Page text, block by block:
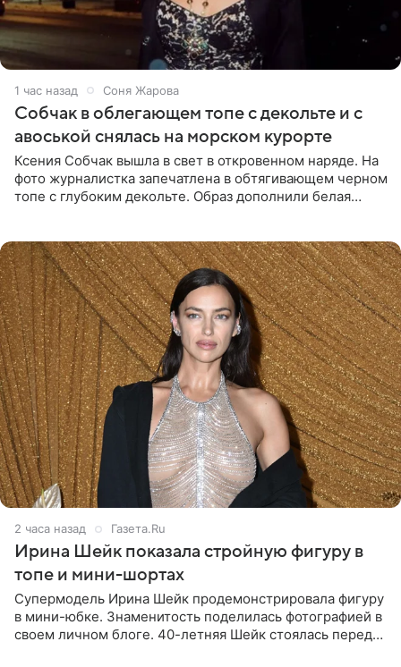
1 час назад Соня Жарова
Собчак в облегающем топе с декольте и с
авоськой снялась на морском курорте
Ксения Собчак вышла в свет в откровенном наряде. На
фото журналистка запечатлена в обтягивающем черном
топе с глубоким декольте. Образ дополнили белая
2 часа назад Газета.Ru
Ирина Шейк показала стройную фигуру в
топе и мини-шортах
Супермодель Ирина Шейк продемонстрировала фигуру
в мини-юбке. Знаменитость поделилась фотографией в
своем личном блоге. 40-летняя Шейк стоялась перед